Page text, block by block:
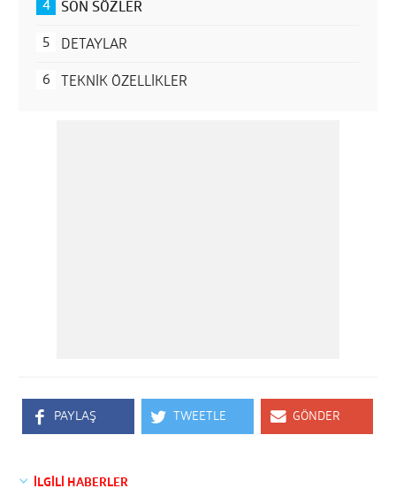
SON SÖZLER
DETAYLAR
TEKNİK ÖZELLİKLER
PAYLAŞ TWEETLE GÖNDER
İLGİLİ HABERLER